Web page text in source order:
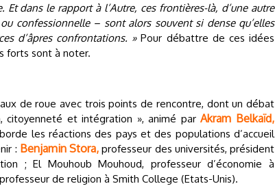
dans le rapport à l’Autre, ces frontières-là, d’une autre
confessionnelle – sont alors souvent si dense qu’elles
d’âpres confrontations. »Pour débattre de ces idées
forts sont à noter.
de roue avec trois points de rencontre, dont un débat
citoyenneté et intégration », animé parAkram Belkaïd,
les réactions des pays et des populations d’accueil
: Benjamin Stora, professeur des universités, président
; El Mouhoub Mouhoud, professeur d’économie à
de religion à Smith College (Etats-Unis).